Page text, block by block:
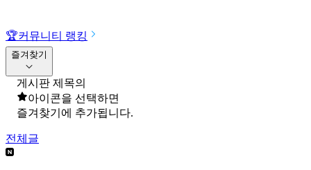
🏆커뮤니티 랭킹
즐겨찾기
게시판 제목의
아이콘을 선택하면
즐겨찾기에 추가됩니다.
전체글